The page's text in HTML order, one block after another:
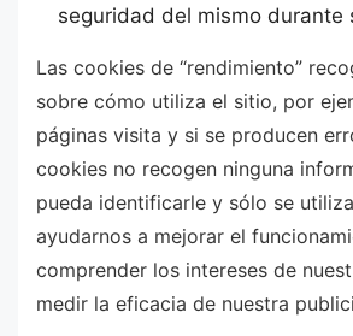
seguridad del mismo durante
Las cookies de “rendimiento”
sobre cómo utiliza el sitio, por
páginas visita y si se producen
cookies no recogen ninguna
pueda identificarle y sólo se
ayudarnos a mejorar el
comprender los intereses de
medir la eficacia de nuestra